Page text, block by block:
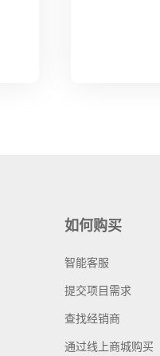
如何购买
智能客服
提交项目需求
查找经销商
通过线上商城购买